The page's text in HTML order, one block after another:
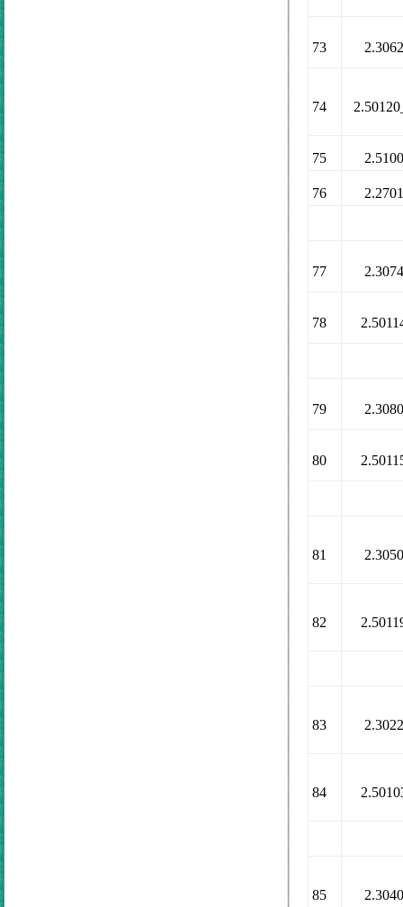
73 2.3062
74
75 2.5100
76 2.2701
77 2.3074
78
79 2.3080
80
81 2.3050
82
83 2.3022
84
85 2.3040